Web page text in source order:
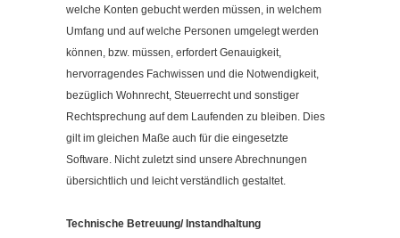
welche Konten gebucht werden müssen, in welchem
Umfang und auf welche Personen umgelegt werden
können, bzw. müssen, erfordert Genauigkeit,
hervorragendes Fachwissen und die Notwendigkeit,
bezüglich Wohnrecht, Steuerrecht und sonstiger
Rechtsprechung auf dem Laufenden zu bleiben. Dies
gilt im gleichen Maße auch für die eingesetzte
Software. Nicht zuletzt sind unsere Abrechnungen
übersichtlich und leicht verständlich gestaltet.
Technische Betreuung/ Instandhaltung